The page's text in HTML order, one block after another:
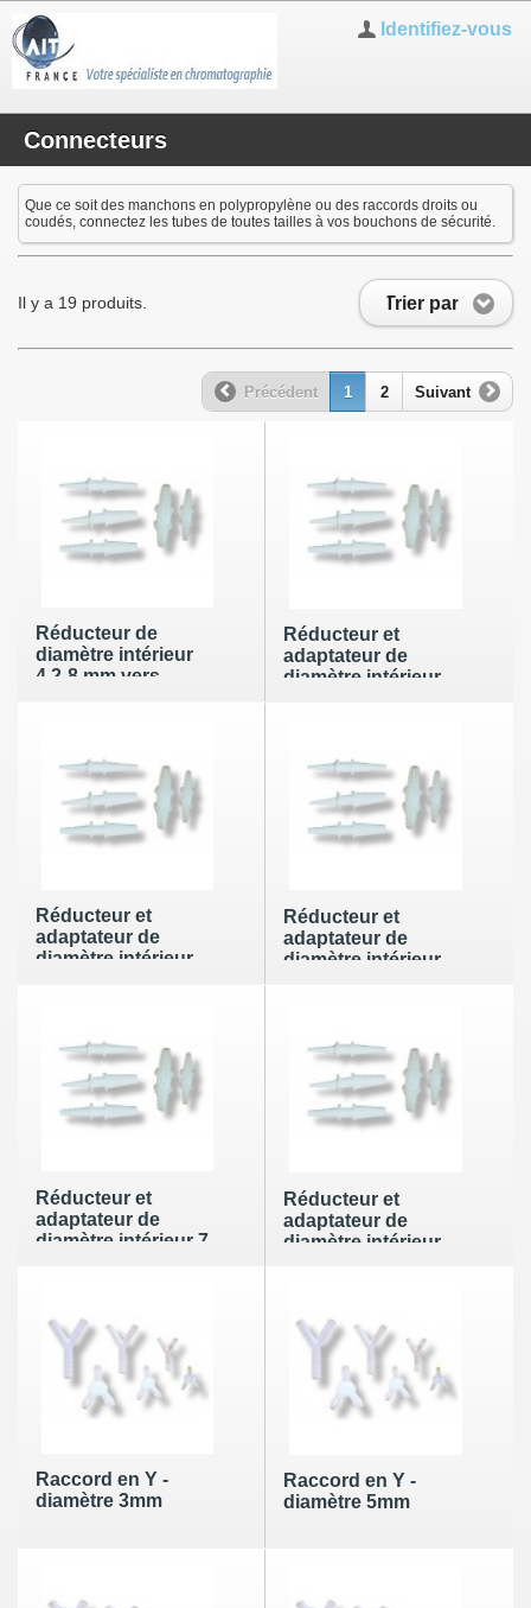
Identifiez-vous
Connecteurs
Que ce soit des manchons en polypropylène ou des raccords droits ou
coudés, connectez les tubes de toutes tailles à vos bouchons de sécurité.
Trier par
Il y a 19 produits.
Précédent 1 2 Suivant
Réducteur de
diamètre intérieur
4,2-8 mm vers
Réducteur et
adaptateur de
diamètre intérieur
Réducteur et
adaptateur de
diamètre intérieur
Réducteur et
adaptateur de
diamètre intérieur
Réducteur et
adaptateur de
diamètre intérieur 7-
Réducteur et
adaptateur de
diamètre intérieur
Raccord en Y -
diamètre 3mm
Raccord en Y -
diamètre 5mm